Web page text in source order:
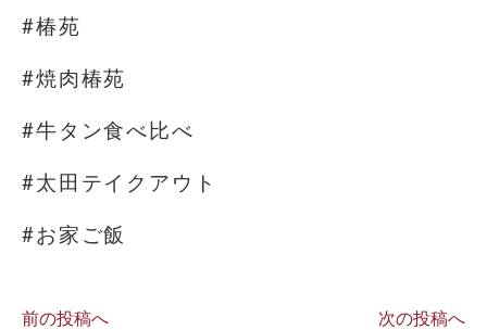
#椿苑
#焼肉椿苑
#牛タン食べ比べ
#太田テイクアウト
#お家ご飯
前の投稿へ 次の投稿へ